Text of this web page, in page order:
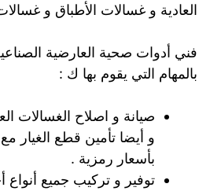
العادية و غسالات الأطباق و
فني أدوات صحية العارضية
بالمهام التي يقوم بها ك :
صيانة و اصلاح الغسالات
و أيضا تأمين قطع الغيار
بأسعار رمزية .
توفير و تركيب جميع أنواع